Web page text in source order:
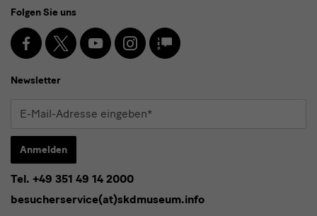
Media
und
Newsletter
Folgen Sie uns
Facebook
X YoutubeInstagramSKD
Blog
Newsletter
E-
Adresse
Anmelden
* Pflichtfeld
Ich stimme derDatenschutzerklärung
Tel. +49 351 49 14 2000
besucherservice(at)skdmuseum.info